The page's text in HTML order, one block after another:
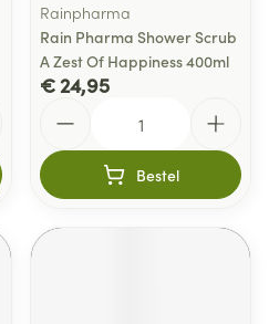
Rainpharma
Rain Pharma Shower Scrub
A Zest Of Happiness 400ml
€ 24,95
Bestel